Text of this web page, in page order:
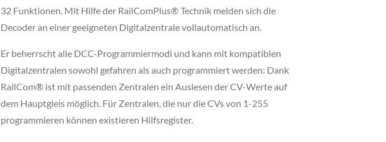
32 Funktionen. Mit Hilfe der RailComPlus® Technik melden sich die
Decoder an einer geeigneten Digitalzentrale vollautomatisch an.
Er beherrscht alle DCC-Programmiermodi und kann mit kompatiblen
Digitalzentralen sowohl gefahren als auch programmiert werden: Dank
RailCom® ist mit passenden Zentralen ein Auslesen der CV-Werte auf
dem Hauptgleis möglich. Für Zentralen, die nur die CVs von 1-255
programmieren können existieren Hilfsregister.